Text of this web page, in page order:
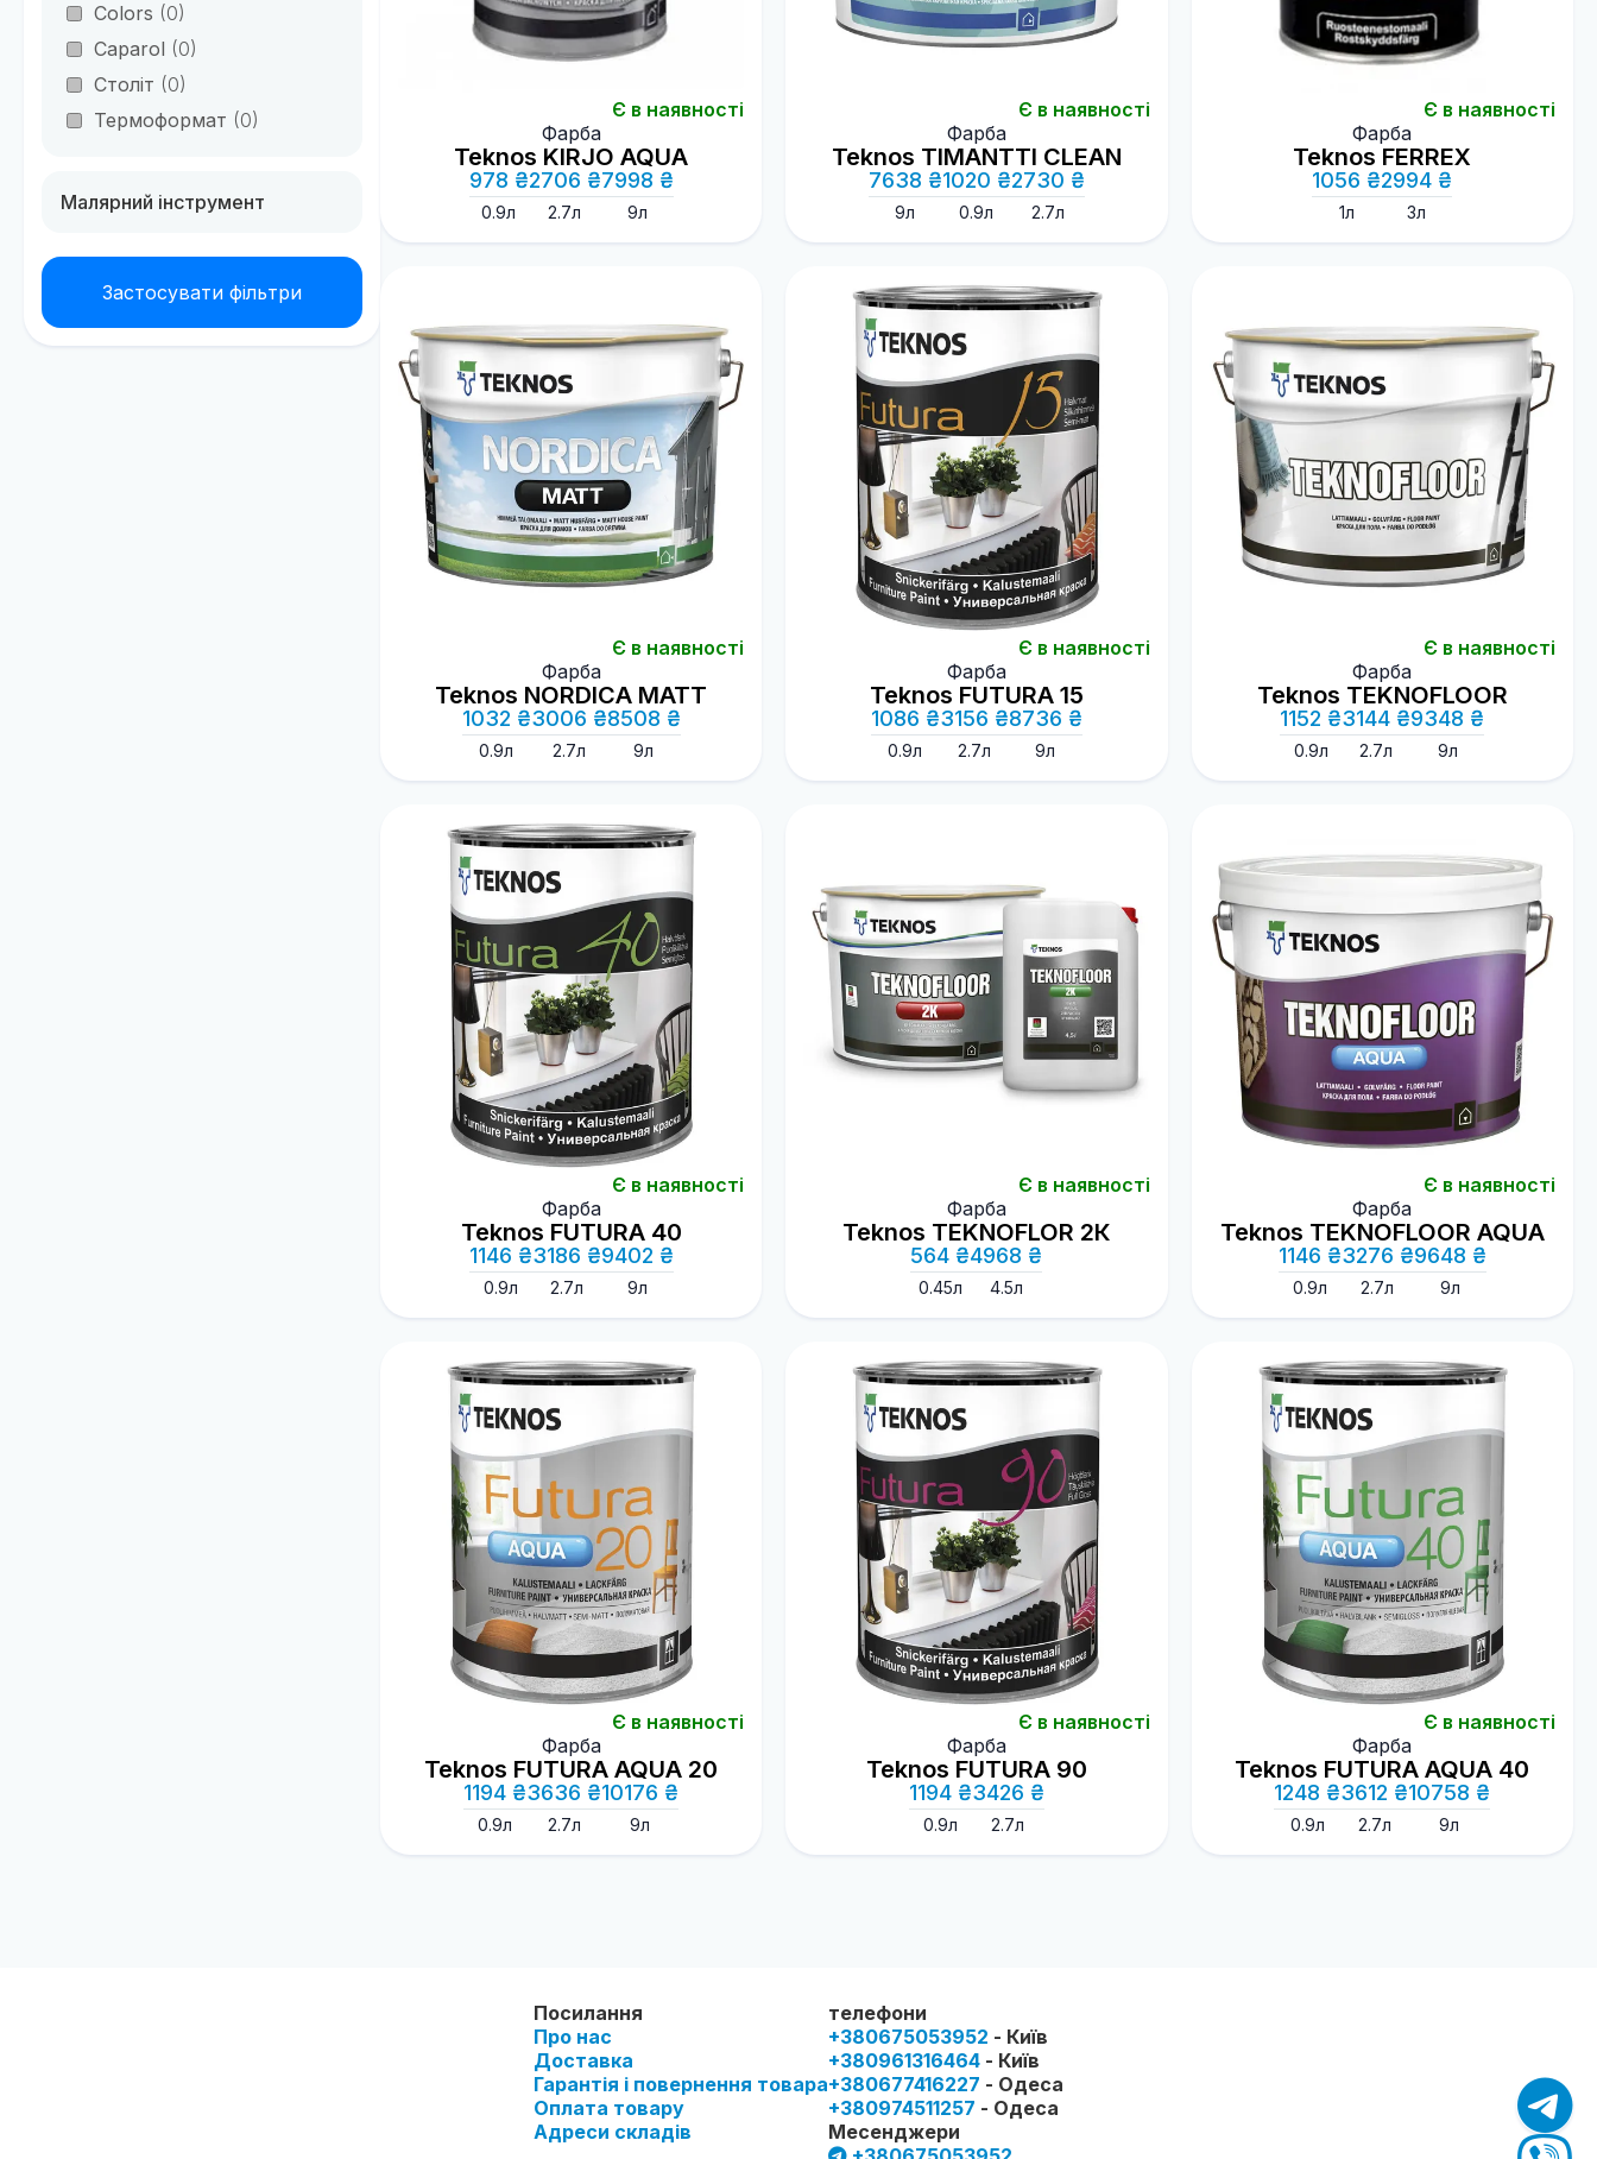
Colors (0)
Caparol (0)
Століт (0)
Термоформат (0)
Малярний інструмент
Застосувати фільтри
Є в наявності
Фарба
Teknos KIRJO AQUA
978 ₴
0.9л
2706 ₴
2.7л
7998 ₴
9л
Є в наявності
Фарба
Teknos TIMANTTI CLEAN
7638 ₴
9л
1020 ₴
0.9л
2730 ₴
2.7л
Є в наявності
Фарба
Teknos FERREX
1056 ₴
1л
2994 ₴
3л
Є в наявності
Фарба
Teknos NORDICA MATT
1032 ₴
0.9л
3006 ₴
2.7л
8508 ₴
9л
Є в наявності
Фарба
Teknos FUTURA 15
1086 ₴
0.9л
3156 ₴
2.7л
8736 ₴
9л
Є в наявності
Фарба
Teknos TEKNOFLOOR
1152 ₴
0.9л
3144 ₴
2.7л
9348 ₴
9л
Є в наявності
Фарба
Teknos FUTURA 40
1146 ₴
0.9л
3186 ₴
2.7л
9402 ₴
9л
Є в наявності
Фарба
Teknos TEKNOFLOR 2К
564 ₴
0.45л
4968 ₴
4.5л
Є в наявності
Фарба
Teknos TEKNOFLOOR AQUA
1146 ₴
0.9л
3276 ₴
2.7л
9648 ₴
9л
Є в наявності
Фарба
Teknos FUTURA AQUA 20
1194 ₴
0.9л
3636 ₴
2.7л
10176 ₴
9л
Є в наявності
Фарба
Teknos FUTURA 90
1194 ₴
0.9л
3426 ₴
2.7л
Є в наявності
Фарба
Teknos FUTURA AQUA 40
1248 ₴
0.9л
3612 ₴
2.7л
10758 ₴
9л
Посилання
Про нас
Доставка
Гарантія і повернення товара
Оплата товару
Адреси складів
телефони
+380675053952 - Київ
+380961316464 - Київ
+380677416227 - Одеса
+380974511257 - Одеса
Месенджери